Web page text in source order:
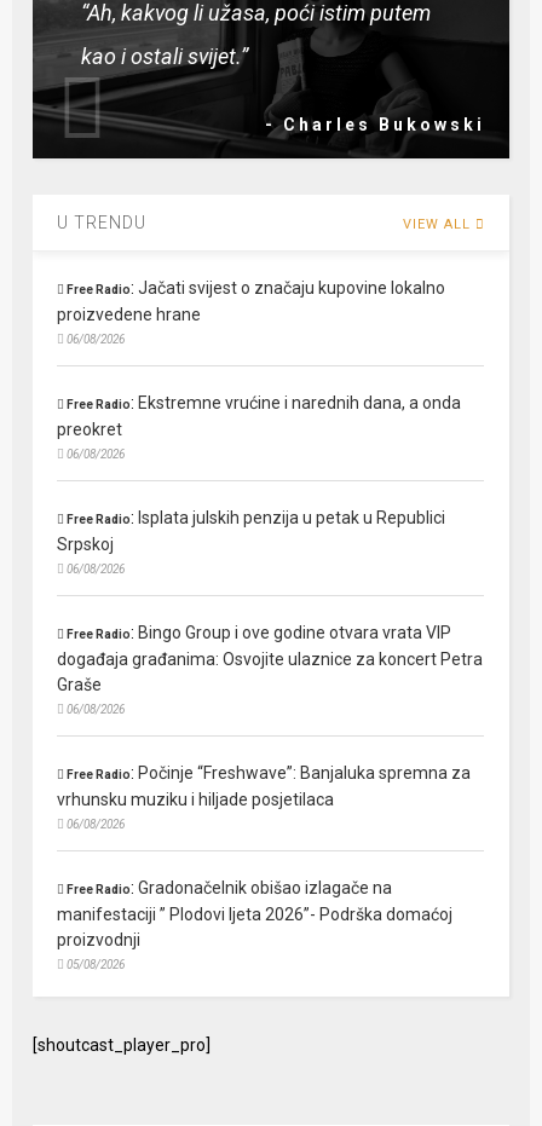
“Ah, kakvog li užasa, poći istim putem
kao i ostali svijet.”
- Charles Bukowski
U TRENDU VIEW ALL
Free Radio:Jačati svijest o značaju kupovine lokalno
proizvedene hrane
06/08/2026
Free Radio: Ekstremne vrućine i narednih dana, a onda
preokret
06/08/2026
Free Radio: Isplata julskih penzija u petak u Republici
Srpskoj
06/08/2026
Free Radio: Bingo Group i ove godine otvara vrata VIP
događaja građanima: Osvojite ulaznice za koncert Petra
Graše
06/08/2026
Free Radio: Počinje “Freshwave”: Banjaluka spremna za
vrhunsku muziku i hiljade posjetilaca
06/08/2026
Free Radio:Gradonačelnik obišao izlagače na
manifestaciji ” Plodovi ljeta 2026”- Podrška domaćoj
proizvodnji
05/08/2026
[shoutcast_player_pro]